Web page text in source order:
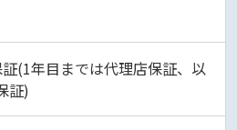
(1年目までは代理店保証、以
証)